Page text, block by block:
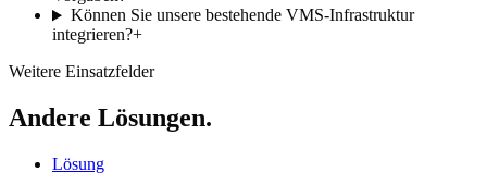
Können Sie unsere bestehende VMS-Infrastruktur
integrieren?+
Weitere Einsatzfelder
Andere Lösungen.
Lösung